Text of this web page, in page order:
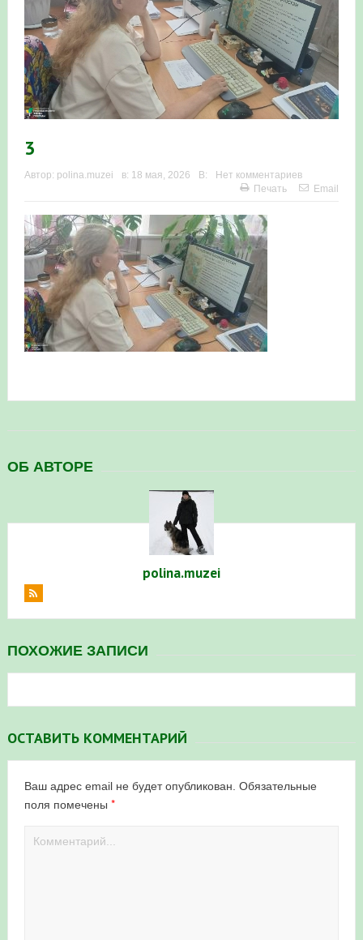
Итоги акции «Весенняя перекличка-2026» в
Республике Башкортостан
«Весенняя перекличка-2026» — 21-31 мая 2026
Мероприятие для ребят из дневного лагеря центра
олимпиадного движения «Аврора»
Фотофиксация и осмотр птенцов сапсанов на крыше
Участие башкирских орнитологов и бердвотчеров в
проекте «Развитие программы мониторинга
численности птиц в европейской части России»
«Весенняя перекличка-2026» — 11-20 мая 2026
3
Автор: polina.muzei в: 18 мая, 2026 В:
Нет комментариев
Печать
Email
ОБ АВТОРЕ
polina.muzei
ПОХОЖИЕ ЗАПИСИ
ОСТАВИТЬ КОММЕНТАРИЙ
Ваш адрес email не будет опубликован. Обязательные
поля помечены *